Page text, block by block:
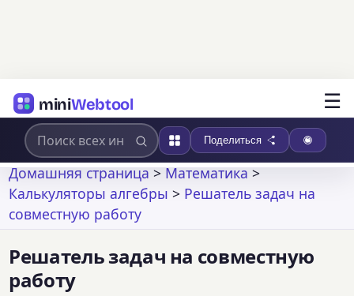
miniWebtool ☰
Поделиться
Домашняя страница>Математика>
Калькуляторы алгебры > Решатель задач на
совместную работу
Решатель задач на совместную
работу